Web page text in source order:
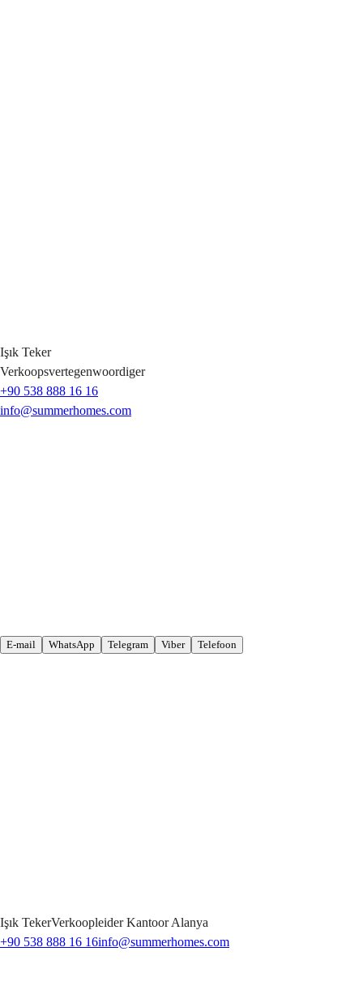
Işık Teker
Verkoopsvertegenwoordiger
+90 538 888 16 16
info@summerhomes.com
E-mail WhatsApp Telegram Viber Telefoon
Işık TekerVerkoopleider Kantoor Alanya
+90 538 888 16 16info@summerhomes.com